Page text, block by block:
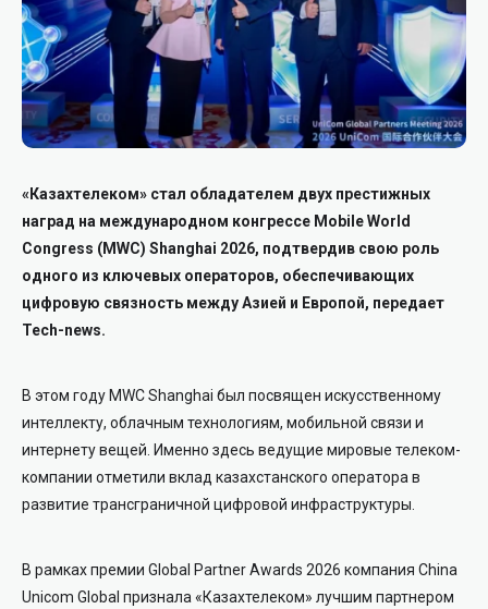
«Казахтелеком» стал обладателем двух престижных
наград на международном конгрессе Mobile World
Congress (MWC) Shanghai 2026, подтвердив свою роль
одного из ключевых операторов, обеспечивающих
цифровую связность между Азией и Европой, передает
Tech-news.
В этом году MWC Shanghai был посвящен искусственному
интеллекту, облачным технологиям, мобильной связи и
интернету вещей. Именно здесь ведущие мировые телеком-
компании отметили вклад казахстанского оператора в
развитие трансграничной цифровой инфраструктуры.
В рамках премии Global Partner Awards 2026 компания China
Unicom Global признала «Казахтелеком» лучшим партнером